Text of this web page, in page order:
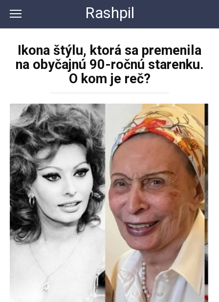
контенту
Rashpil
Ikona štýlu, ktorá sa premenila
na obyčajnú 90-ročnú starenku.
O kom je reč?